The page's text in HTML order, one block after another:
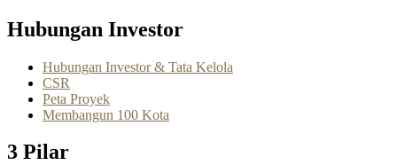
Hubungan Investor
Hubungan Investor & Tata Kelola
CSR
Peta Proyek
Membangun 100 Kota
3 Pilar